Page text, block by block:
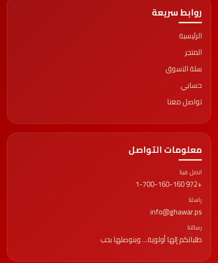
روابط سريعة
الرئيسية
المتجر
سلة التسوق
حسابي
تواصل معنا
معلومات التواصل
اتصل فينا
+972 1-700-160-160
راسلنا
info@ghawar.ps
رسالتنا
طلباتكم إلها أولوية… وبنوصلها بحب